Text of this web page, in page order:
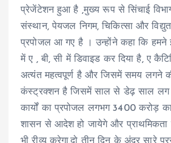
प्रेजेंटेशन हुआ है ,मुख्य रूप से सिंचाई
संस्थान, पेयजल निगम, चिकित्सा और
प्रपोजल आ गए है । उन्होंने कहा कि हमने
में ए , बी, सी में डिवाइड कर दिया है, ए
अत्यंत महत्वपूर्ण है और जिसमें समय लगने
कंस्ट्रक्शन है जिसमें साल से डेढ़ साल लग
कार्यों का प्रपोजल लगभग 3400 करोड़
शासन से आदेश हो जायेगे और